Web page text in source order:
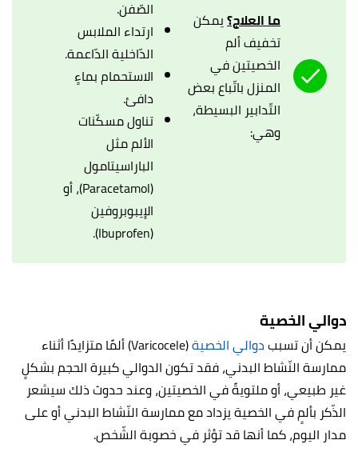
ما العلاج؟يمكن
تخفيف ألم
الخصيتين في
المنزل باتّباع بعض
التّدابير البسيطة،
وهي:
الصّفن.
ارتداء الملابس
الدّاخلية الدّاعمة.
الاستحمام بماءٍ
دافئ.
تناول مسكّنات
الألم مثل
الباراسيتامول
(Paracetamol)، أو
الإيبوبروفين
(Ibuprofen).
دوالي الخصية
يمكن أن تسببدوالي الخصية
(Varicocele) ألمًا متزايدًا أثناء
ممارسة النّشاط البدني، فقد تكون الدوالي كبيرة الحجم بشكلٍ
غير طبيعي، أو ملتويةً في الخصيتين، وعند حدوث ذلك سيشعر
الذّكر بألمٍ في الخصية يزداد مع ممارسة النّشاط البدني أو على
مدار اليوم، كما أنها قد تؤثر في خصوبة الشّخص.